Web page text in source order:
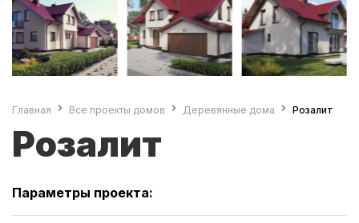
Главная Все проекты домов Деревянные дома Розалит
Розалит
Параметры проекта: